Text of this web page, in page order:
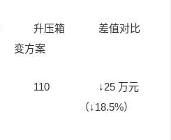
升压箱
变方案
差值对比
110 ↓25 万元
（ ↓18.5%）